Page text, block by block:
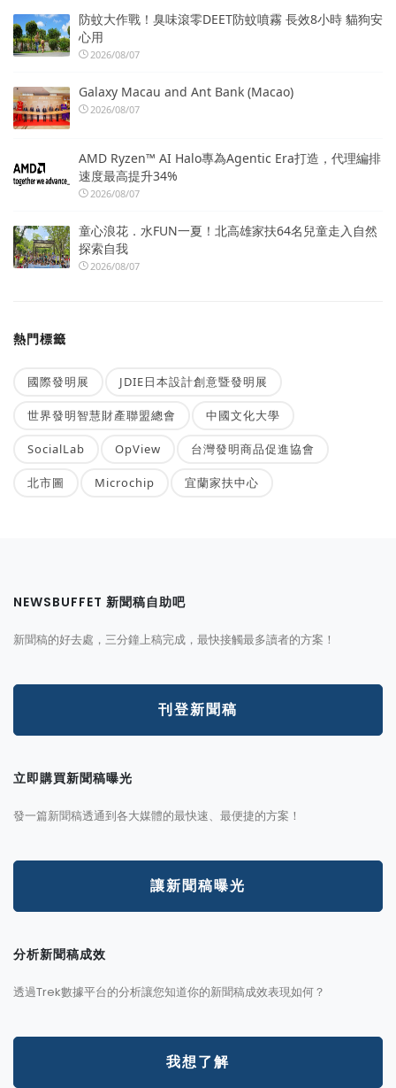
防蚊大作戰！臭味滾零DEET防蚊噴霧 長效8小時 貓狗安
心用
2026/08/07
Galaxy Macau and Ant Bank (Macao)
2026/08/07
AMD Ryzen™ AI Halo專為Agentic Era打造，代理編排
速度最高提升34%
2026/08/07
童心浪花．水FUN一夏！北高雄家扶64名兒童走入自然
探索自我
2026/08/07
熱門標籤
國際發明展 JDIE日本設計創意暨發明展
世界發明智慧財產聯盟總會 中國文化大學
SocialLab OpView 台灣發明商品促進協會
北市圖 Microchip 宜蘭家扶中心
NEWSBUFFET 新聞稿自助吧
新聞稿的好去處，三分鐘上稿完成，最快接觸最多讀者的方案！
刊登新聞稿
立即購買新聞稿曝光
發一篇新聞稿透通到各大媒體的最快速、最便捷的方案！
讓新聞稿曝光
分析新聞稿成效
透過Trek數據平台的分析讓您知道你的新聞稿成效表現如何？
我想了解